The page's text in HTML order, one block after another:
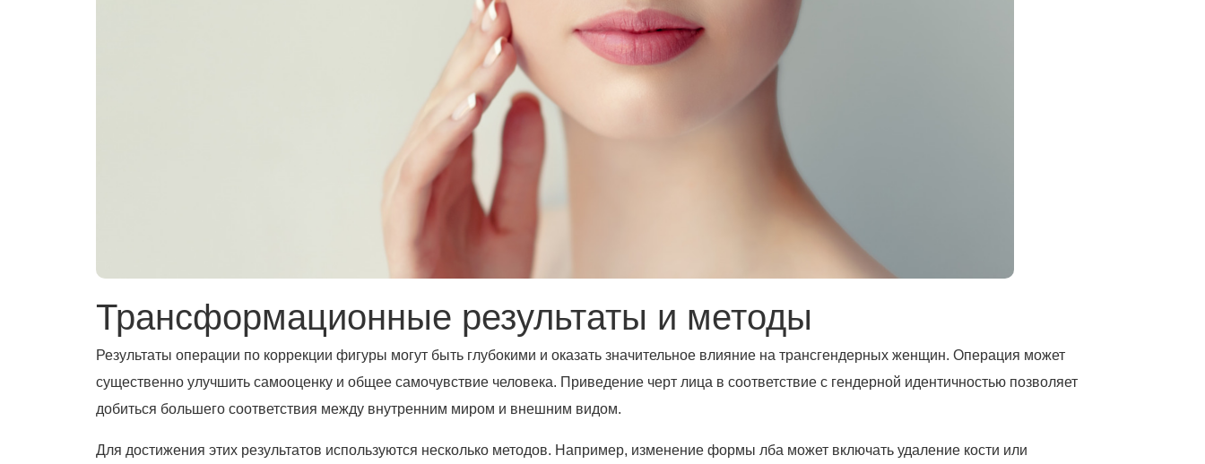
Трансформационные результаты и методы
Результаты операции по коррекции фигуры могут быть глубокими и оказать значительное влияние на трансгендерных женщин. Операция может
существенно улучшить самооценку и общее самочувствие человека. Приведение черт лица в соответствие с гендерной идентичностью позволяет
добиться большего соответствия между внутренним миром и внешним видом.
Для достижения этих результатов используются несколько методов. Например, изменение формы лба может включать удаление кости или